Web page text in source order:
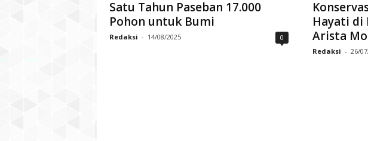
Satu Tahun Paseban 17.000
Pohon untuk Bumi
Redaksi - 14/08/2025 0
Hayati di
Arista
Redaksi - 26/